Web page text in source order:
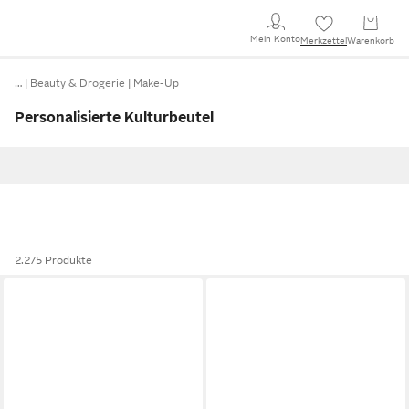
Mein KontoMerkzettel Warenkorb
… Beauty & Drogerie Make-Up
Personalisierte Kulturbeutel
2.275 Produkte